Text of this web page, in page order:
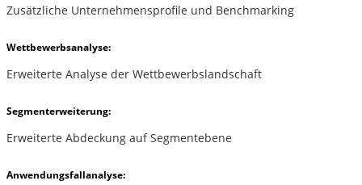
Zusätzliche Unternehmensprofile und Benchmarking
Wettbewerbsanalyse:
Erweiterte Analyse der Wettbewerbslandschaft
Segmenterweiterung:
Erweiterte Abdeckung auf Segmentebene
Anwendungsfallanalyse: